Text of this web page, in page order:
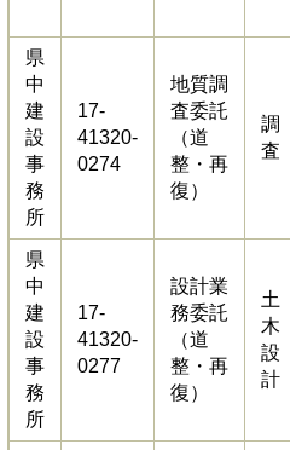
県
中
建
設
事
務
所
17-
41320-
0274
地質調
査委託
（道
整・再
復）
調
査
県
中
建
設
事
務
所
17-
41320-
0277
設計業
務委託
（道
整・再
復）
土
木
設
計